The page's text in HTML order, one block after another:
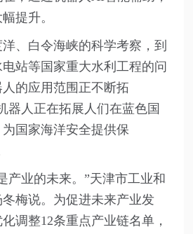
提升。
、白令海峡的科学考察，到
站等国家重大水利工程的问
的应用范围正不断拓
器人正在拓展人们在蓝色国
国家海洋安全提供保
产业的未来。”天津市工业和
梅说。为促进未来产业发
调整12条重点产业链名单，